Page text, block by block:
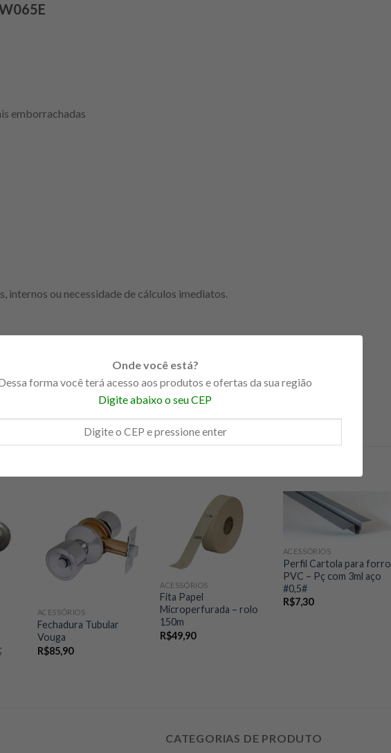
emborrachadas
internos ou necessidade de cálculos imediatos.
ACESSÓRIOS
Fechadura Tubular
Vouga
R$85,90
ACESSÓRIOS
Fita Papel
Microperfurada – rolo
150m
R$49,90
ACESSÓRIOS
Perfil Cartola para forro
PVC – Pç com 3ml aço
#0,5#
R$7,30
CATEGORIAS DE PRODUTO
Onde você está?
forma você terá acesso aos produtos e ofertas da sua região
Digite abaixo o seu CEP